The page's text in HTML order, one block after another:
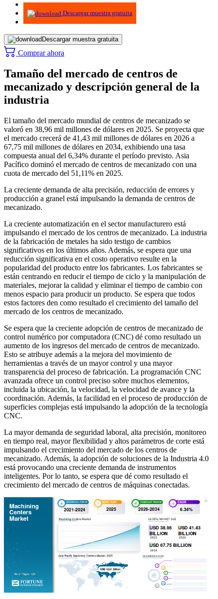
Infografías
Descargar muestra gratuita
Descargar muestra gratuita
Comprar ahora
Tamaño del mercado de centros de
mecanizado y descripción general de la
industria
El tamaño del mercado mundial de centros de mecanizado se
valoró en 38,96 mil millones de dólares en 2025. Se proyecta que
el mercado crecerá de 41,43 mil millones de dólares en 2026 a
67,75 mil millones de dólares en 2034, exhibiendo una tasa
compuesta anual del 6,34% durante el período previsto. Asia
Pacífico dominó el mercado de centros de mecanizado con una
cuota de mercado del 51,11% en 2025.
La creciente demanda de alta precisión, reducción de errores y
producción a granel está impulsando la demanda de centros de
mecanizado.
La creciente automatización en el sector manufacturero está
impulsando el mercado de los centros de mecanizado. La industria
de la fabricación de metales ha sido testigo de cambios
significativos en los últimos años. Además, se espera que una
reducción significativa en el costo operativo resulte en la
popularidad del producto entre los fabricantes. Los fabricantes se
están centrando en reducir el tiempo de ciclo y la manipulación de
materiales, mejorar la calidad y eliminar el tiempo de cambio con
menos espacio para producir un producto. Se espera que todos
estos factores den como resultado el crecimiento del tamaño del
mercado de los centros de mecanizado.
Se espera que la creciente adopción de centros de mecanizado de
control numérico por computadora (CNC) dé como resultado un
aumento de los ingresos del mercado de centros de mecanizado.
Esto se atribuye además a la mejora del movimiento de
herramientas a través de un mayor control y una mayor
transparencia del proceso de fabricación. La programación CNC
avanzada ofrece un control preciso sobre muchos elementos,
incluida la ubicación, la velocidad, la velocidad de avance y la
coordinación. Además, la facilidad en el proceso de producción de
superficies complejas está impulsando la adopción de la tecnología
CNC.
La mayor demanda de seguridad laboral, alta precisión, monitoreo
en tiempo real, mayor flexibilidad y altos parámetros de corte está
impulsando el crecimiento del mercado de los centros de
mecanizado. Además, la adopción de soluciones de la Industria 4.0
está provocando una creciente demanda de instrumentos
inteligentes. Por lo tanto, se espera que dé como resultado el
crecimiento del mercado de centros de máquinas conectadas.